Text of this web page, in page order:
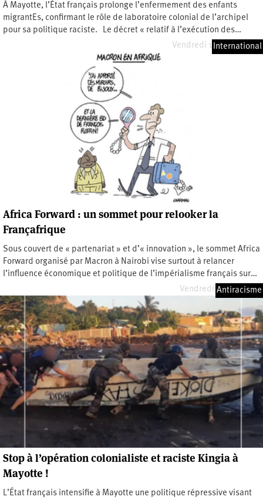
À Mayotte, l’État français prolonge l’enfermement des enfants
migrantEs, confirmant le rôle de laboratoire colonial de l’archipel
pour sa politique raciste. Le décret « relatif à l’exécution des…
Vendredi 10 juillet 2026
International
Africa Forward : un sommet pour relooker la
Françafrique
Sous couvert de « partenariat » et d’« innovation », le sommet Africa
Forward organisé par Macron à Nairobi vise surtout à relancer
l’influence économique et politique de l’impérialisme français sur…
Vendredi 22 mai 2026
Antiracisme
Stop à l’opération colonialiste et raciste Kingia à
Mayotte !
L’État français intensifie à Mayotte une politique répressive visant